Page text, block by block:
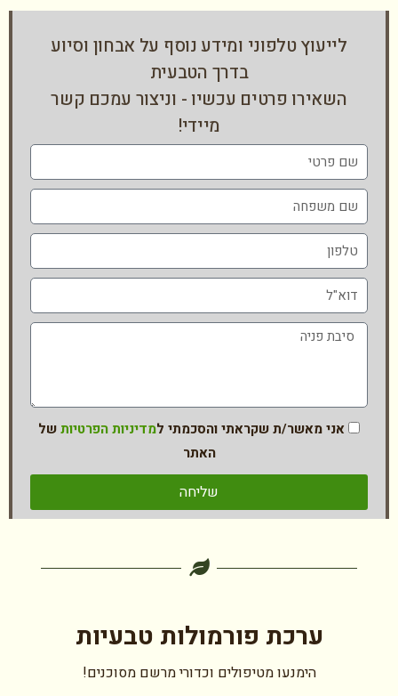
לייעוץ טלפוני ומידע נוסף על אבחון וסיוע
בדרך הטבעית
השאירו פרטים עכשיו - וניצור עמכם קשר
מיידי!
אני מאשר/ת שקראתי והסכמתי למדיניות הפרטיותשל
האתר
שליחה
ערכת פורמולות טבעיות
הימנעו מטיפולים וכדורי מרשם מסוכנים!